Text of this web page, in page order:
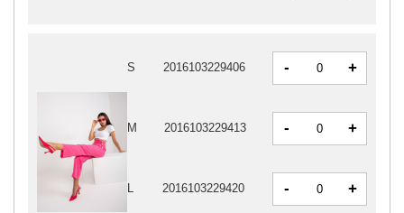
S 2016103229406 - +
M 2016103229413 - +
L 2016103229420 - +